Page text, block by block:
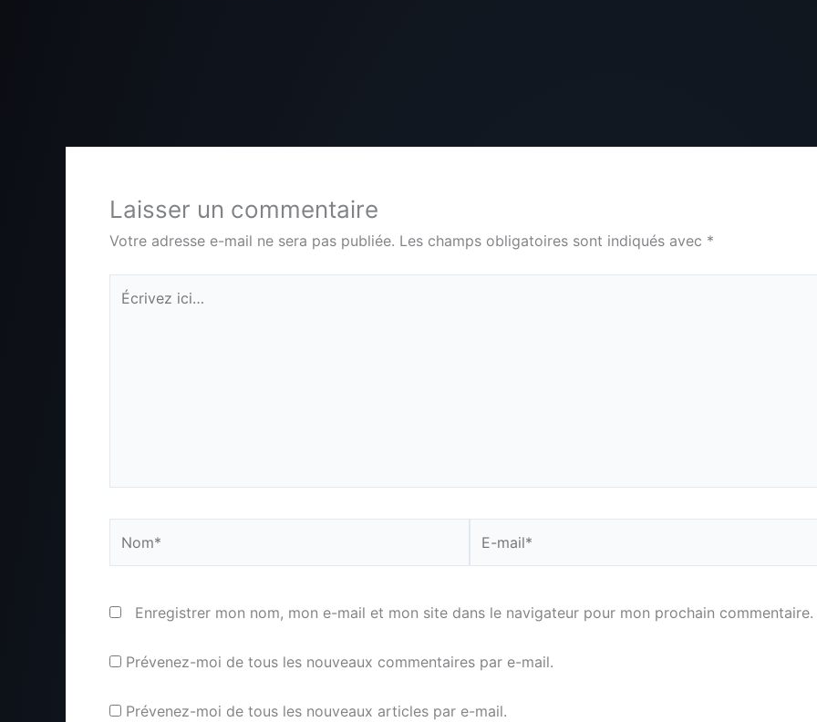
Laisser un commentaire
Votre adresse e-mail ne sera pas publiée. Les champs obligatoires sont indiqués avec *
Écrivez
ici…
mail*
Enregistrer mon nom, mon e-mail et mon site dans le navigateur pour mon prochain commentaire.
Prévenez-moi de tous les nouveaux commentaires par e-mail.
Prévenez-moi de tous les nouveaux articles par e-mail.